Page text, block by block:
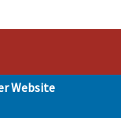
Hohen Neuendorf •
Website